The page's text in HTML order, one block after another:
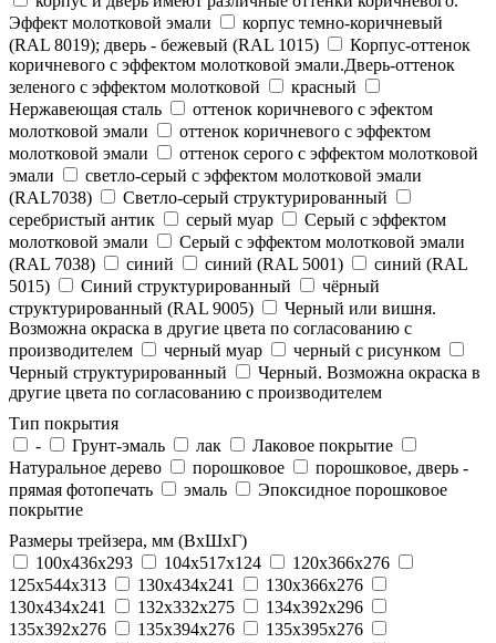
Эффект молотковой эмали
корпус темно-коричневый
(RAL 8019); дверь - бежевый (RAL 1015)
Корпус-оттенок
коричневого с эффектом молотковой эмали.Дверь-оттенок
зеленого с эффектом молотковой
красный
Нержавеющая сталь
оттенок коричневого с эфектом
молотковой эмали
оттенок коричневого с эффектом
молотковой эмали
оттенок серого с эффектом молотковой
эмали
светло-серый с эффектом молотковой эмали
(RAL7038)
Светло-серый структурированный
серебристый антик
серый муар
Серый с эффектом
молотковой эмали
Серый с эффектом молотковой эмали
(RAL 7038)
синий синий (RAL 5001)
синий (RAL
5015)
Синий структурированный
чёрный
структурированный (RAL 9005)
Черный или вишня.
Возможна окраска в другие цвета по согласованию с
производителем
черный муар
черный с рисунком
Черный структурированный
Черный. Возможна окраска в
другие цвета по согласованию с производителем
Тип покрытия
-
Грунт-эмаль лак
Лаковое покрытие
Натуральное дерево
порошковое
порошковое, дверь -
прямая фотопечать
эмаль
Эпоксидное порошковое
покрытие
Размеры трейзера, мм (ВхШхГ)
100x436x293
104х517х124
120x366x276
125x544x313
130x434x241
130х366х276
130х434х241
132x332x275
134x392x296
135x392x276
135x394x276
135x395x276